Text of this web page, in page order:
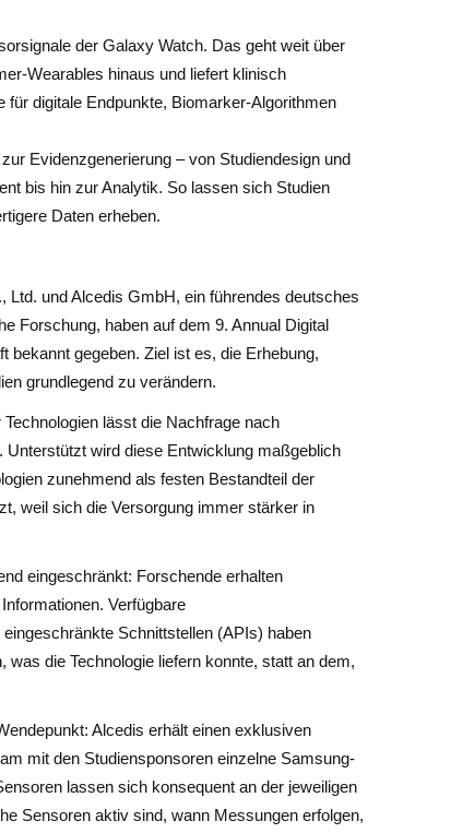
der Galaxy Watch. Das geht weit über
Wearables hinaus und liefert klinisch
digitale Endpunkte, Biomarker-Algorithmen
Evidenzgenerierung – von Studiendesign und
bis hin zur Analytik. So lassen sich Studien
Daten erheben.
Ltd. und Alcedis GmbH, ein führendes deutsches
Forschung, haben auf dem 9. Annual Digital
bekannt gegeben. Ziel ist es, die Erhebung,
grundlegend zu verändern.
lässt die Nachfrage nach
wird diese Entwicklung maßgeblich
zunehmend als festen Bestandteil der
weil sich die Versorgung immer stärker in
eingeschränkt: Forschende erhalten
Verfügbare
Schnittstellen (APIs) haben
die Technologie liefern konnte, statt an dem,
Alcedis erhält einen exklusiven
mit den Studiensponsoren einzelne Samsung-
lassen sich konsequent an der jeweiligen
Sensoren aktiv sind, wann Messungen erfolgen,